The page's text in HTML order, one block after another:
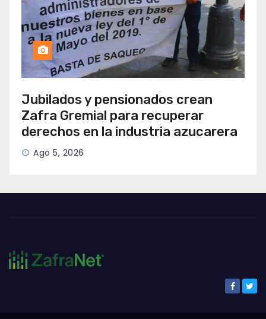
Jubilados y pensionados crean
Zafra Gremial para recuperar
derechos en la industria azucarera
Ago 5, 2026